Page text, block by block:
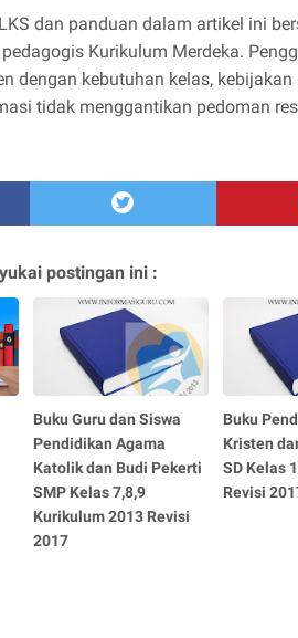
dan panduan dalam artikel ini
Kurikulum Merdeka.
dengan kebutuhan kelas,
tidak menggantikan pedoman
postingan ini :
Buku Guru dan Siswa
Pendidikan Agama
Katolik dan Budi Pekerti
SMP Kelas 7,8,9
Kurikulum 2013 Revisi
2017
Buku
Kristen
SD Kelas
Revisi